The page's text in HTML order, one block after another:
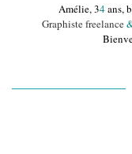
Amélie, 34ans,
Graphiste freelance